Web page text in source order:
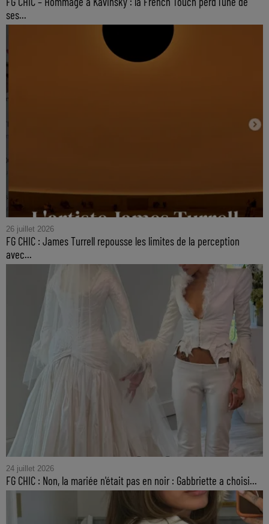
ses...
26 juillet 2026
FG CHIC : James Turrell repousse les limites de la perception
avec...
24 juillet 2026
FG CHIC : Non, la mariée n'était pas en noir : Gabbriette a choisi...